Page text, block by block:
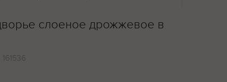
слоеное дрожжевое в
161536